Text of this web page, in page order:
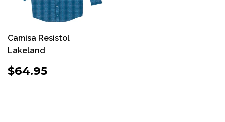
Camisa Resistol
Lakeland
PRECIO
HABITUAL
$64.95